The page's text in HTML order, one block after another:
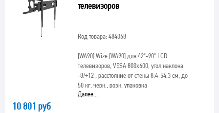
телевизоров
Код товара: 484068
[WA90]Wize [WA90] для 42"-90" LCD
телевизоров, VESA 800x600, угол наклона
-8/+12 , расстояние от стены 8.4-54.3 см, до
50 кг, черн., розн. упаковка
Далее...
10 801 руб